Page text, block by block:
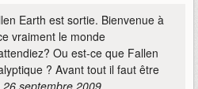
Earth est sortie. Bienvenue à
vraiment le monde
Ou est-ce que Fallen
? Avant tout il faut être
26 septembre 2009